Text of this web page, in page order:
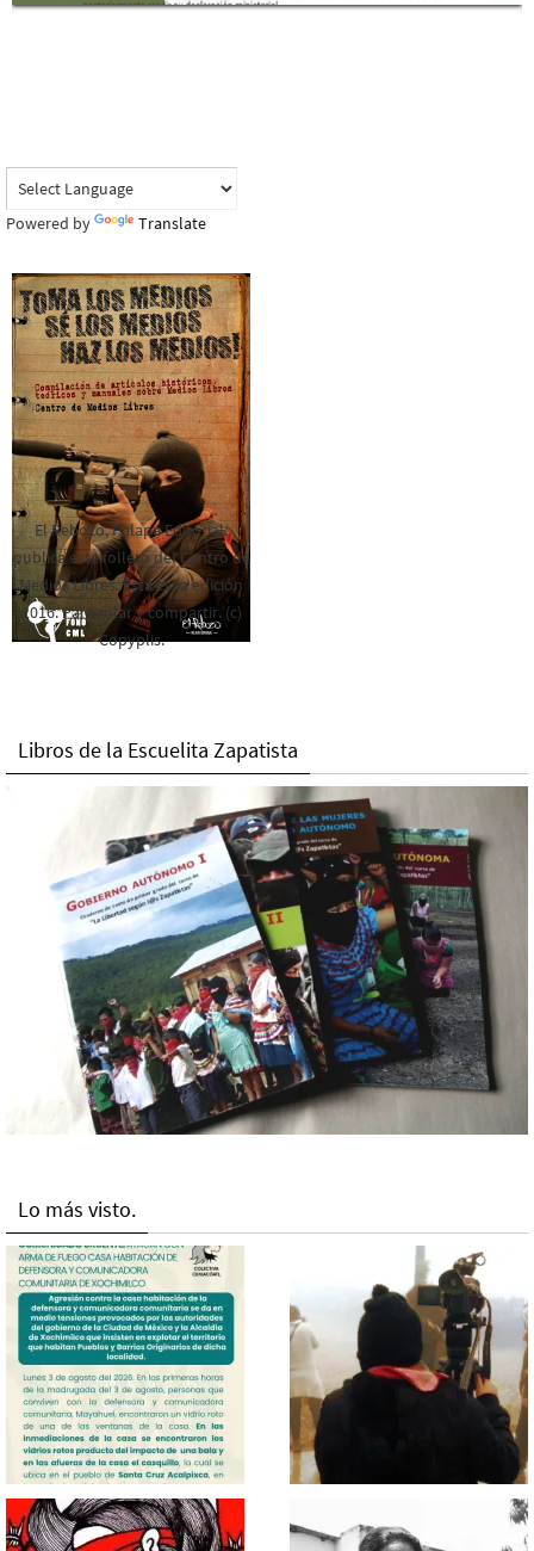
Powered by Translate
El Rebozo, Palapa Editorial,
publica este folleto del Centro de
Medios Libres. Esta es la edición
2016. Para rolar y compartir. (c)
Copyplis.
Libros de la Escuelita Zapatista
Lo más visto.